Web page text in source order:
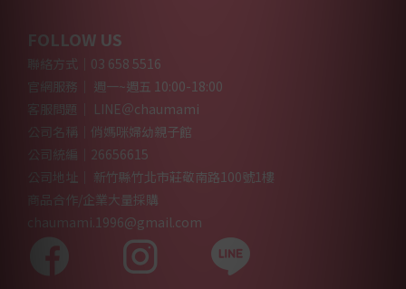
FOLLOW US
聯絡方式｜03 658 5516
官網服務｜ 週一~週五 10:00-18:00
客服問題｜ LINE＠chaumami
公司名稱｜俏媽咪婦幼親子館
公司統編｜26656615
公司地址｜ 新竹縣竹北市莊敬南路100號1樓
商品合作/企業大量採購
chaumami.1996@gmail.com